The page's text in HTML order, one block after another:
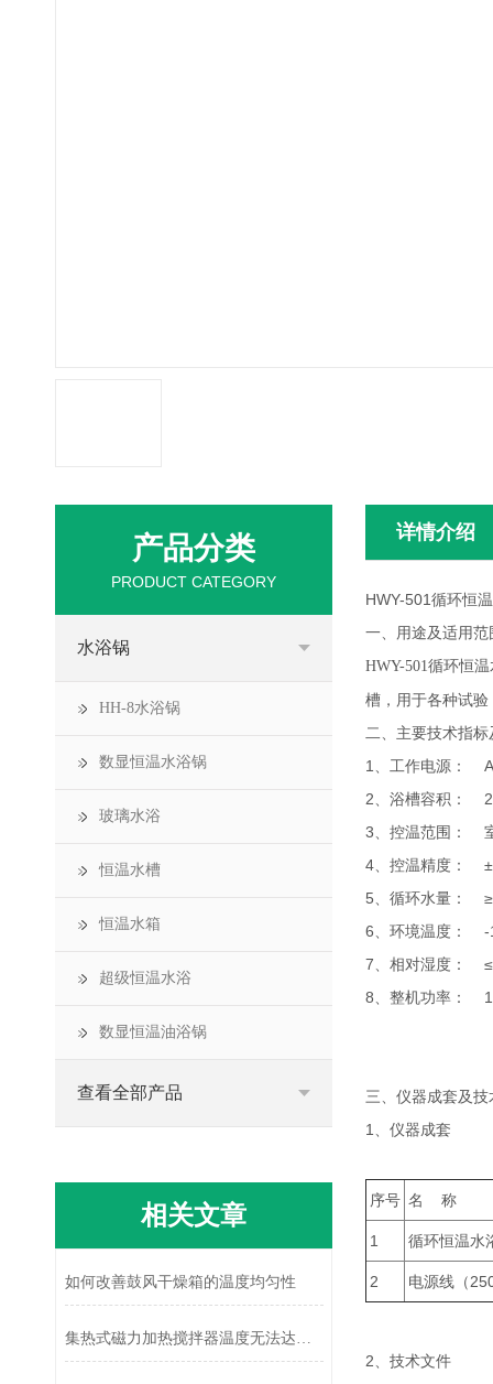
详情介绍
HWY-501循环恒
一、用途及适用范
HWY-501循环恒
槽，用于各种试
二、主要技术指标
1、工作电源：
2、浴槽容积：
3、控温范围：
4、控温精度：
5、循环水量：
6、环境温度：
7、相对湿度：
8、整机功率：
三、仪器成套及技
1、仪器成套
序号 名 称
1 循环恒温水
2 电源线（
2、技术文件
产品分类
PRODUCT CATEGORY
水浴锅
HH-8水浴锅
数显恒温水浴锅
玻璃水浴
恒温水槽
恒温水箱
超级恒温水浴
数显恒温油浴锅
查看全部产品
相关文章
如何改善鼓风干燥箱的温度均匀性
集热式磁力加热搅拌器温度无法达到的原因